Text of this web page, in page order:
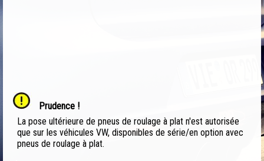
Prudence !
La pose ultérieure de pneus de roulage à plat n'est autorisée
que sur les véhicules VW, disponibles de série/en option avec
pneus de roulage à plat.